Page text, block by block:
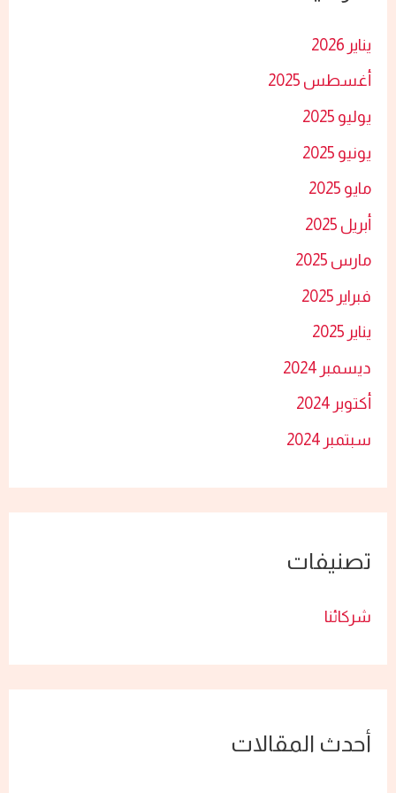
ن
:
يناير 2026
أغسطس 2025
يوليو 2025
يونيو 2025
مايو 2025
أبريل 2025
مارس 2025
فبراير 2025
يناير 2025
ديسمبر 2024
أكتوبر 2024
سبتمبر 2024
تصنيفات
شركائنا
أحدث المقالات